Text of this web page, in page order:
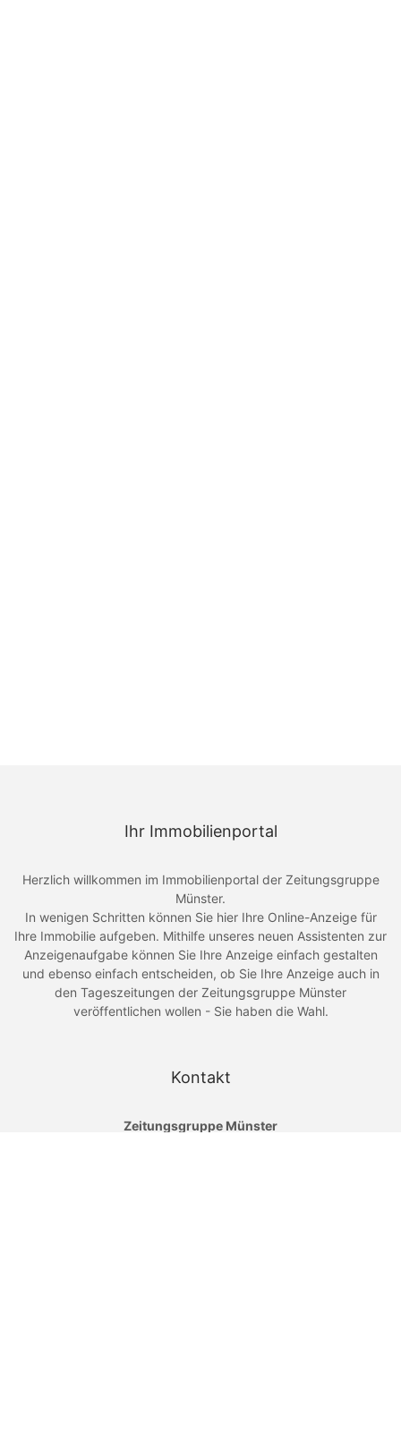
Ihr Immobilienportal
Herzlich willkommen im Immobilienportal der Zeitungsgruppe
Münster.
In wenigen Schritten können Sie hier Ihre Online-Anzeige für
Ihre Immobilie aufgeben. Mithilfe unseres neuen Assistenten zur
Anzeigenaufgabe können Sie Ihre Anzeige einfach gestalten
und ebenso einfach entscheiden, ob Sie Ihre Anzeige auch in
den Tageszeitungen der Zeitungsgruppe Münster
veröffentlichen wollen - Sie haben die Wahl.
Kontakt
Zeitungsgruppe Münster